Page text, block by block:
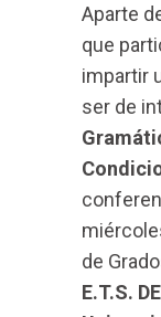
Aparte
que
impartir
ser de
de
E.T.S.